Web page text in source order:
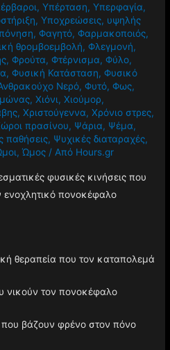
,Υπέρταση,Υπερφαγία,
,Υποχρεώσεις, υψηλής
,Φαγητό,Φαρμακοποιός,
θρομβοεμβολή,Φλεγμονή,
,Φρούτα,Φτέρνισμα,Φύλο,
,Φυσική Κατάσταση,Φυσικό
Νερό,Φυτό,Φως,
,Χιόνι,Χιούμορ,
,Χριστούγεννα,Χρόνιο στρες,
πρασίνου, Ψάρια, Ψέμα,
παθήσεις, Ψυχικές διαταραχές,
,Ώμος / Από Hours.gr
φυσικές κινήσεις που
πονοκέφαλο
θεραπεία που τον καταπολεμά
νικούν τον πονοκέφαλο
που βάζουν φρένο στον πόνο